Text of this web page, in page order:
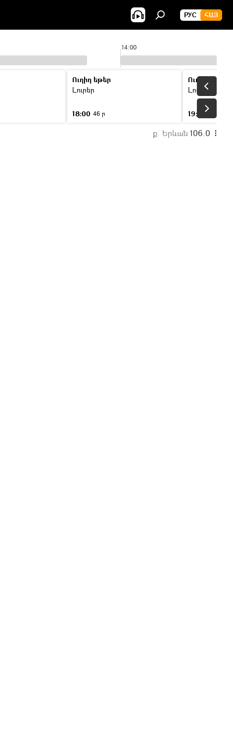
РУС ՀԱՅ
14:00
Ուղիղ եթեր
Լուրեր
18:00 46 ր
Ուղիղ եթեր
Լուրեր
19:00
ք. Երևան 106.0